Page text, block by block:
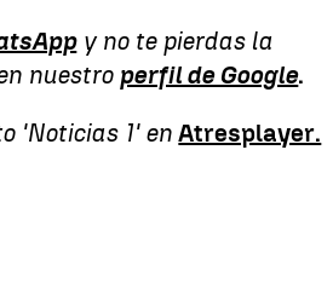
y no te pierdas la
nuestro perfil de Google.
'Noticias 1' enAtresplayer.